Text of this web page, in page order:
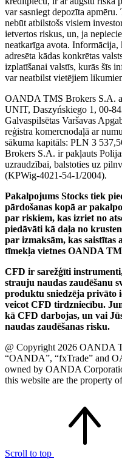
var sasniegt depozīta
nebūt atbilstošs visiem
ietvertos riskus, un, ja
neatkarīga avota. Informācija,
adresēta kādas konkrētas
izplatīšanai valstīs, kurās šīs
var neatbilst vietējiem
OANDA TMS Brokers S.A.
UNIT, Daszyńskiego 1, 00-
Galvaspilsētas Varšavas
reģistra komercnodaļā ar
sākuma kapitāls: PLN 3
Brokers S.A. ir pakļauts
uzraudzībai, balstoties uz
(KPWig-4021-54-1/2004).
Pakalpojums Stocks tiek
pārdošanas kopā ar
par riskiem, kas izriet no
piedāvāti kā daļa no
par izmaksām, kas saistītas
tīmekļa vietnes OANDA
CFD ir sarežģīti
strauju naudas zaudēšanu
produktu sniedzēja privāto
veicot CFD tirdzniecību.
kā CFD darbojas, un vai
naudas zaudēšanas risku.
@ Copyright 2026 OANDA
“OANDA”, “fxTrade” and
owned by OANDA
this website are the property
Scroll to top